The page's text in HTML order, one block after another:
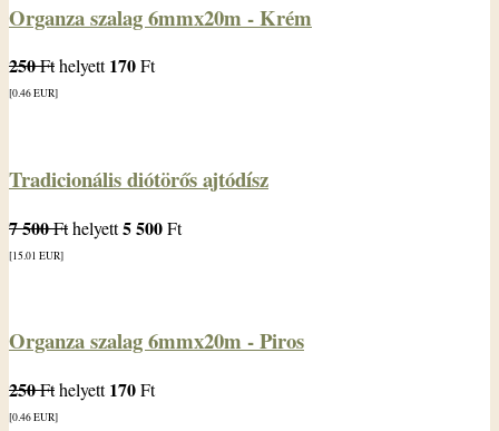
Organza szalag 6mmx20m - Krém
250Fthelyett170Ft
[0.46EUR]
Tradicionális diótörős ajtódísz
7 500Fthelyett5 500Ft
[15.01 EUR]
Organza szalag 6mmx20m - Piros
250Fthelyett170Ft
[0.46EUR]